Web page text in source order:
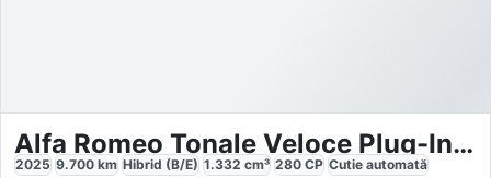
Alfa Romeo Tonale Veloce Plug-In-Hybrid AWD
2025 9.700 km Hibrid (B/E) 1.332 cm³ 280 CP Cutie automată